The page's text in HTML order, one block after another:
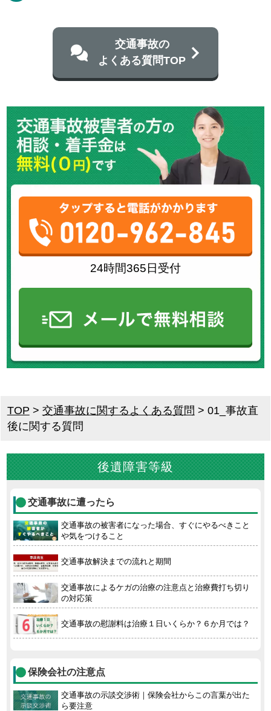
交通事故の
よくある質問TOP
24時間365日受付
TOP > 交通事故に関するよくある質問 > 01_事故直
後に関する質問
後遺障害等級
交通事故に遭ったら
交通事故の被害者になった場合、すぐにやるべきこと
や気をつけること
交通事故解決までの流れと期間
交通事故によるケガの治療の注意点と治療費打ち切り
の対応策
交通事故の慰謝料は治療１日いくらか？６か月では？
保険会社の注意点
交通事故の示談交渉術｜保険会社からこの言葉が出た
ら要注意